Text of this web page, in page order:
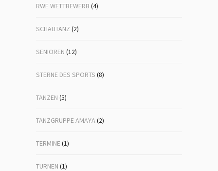
RWE WETTBEWERB (4)
SCHAUTANZ (2)
SENIOREN (12)
STERNE DES SPORTS (8)
TANZEN (5)
TANZGRUPPE AMAYA(2)
TERMINE(1)
TURNEN (1)